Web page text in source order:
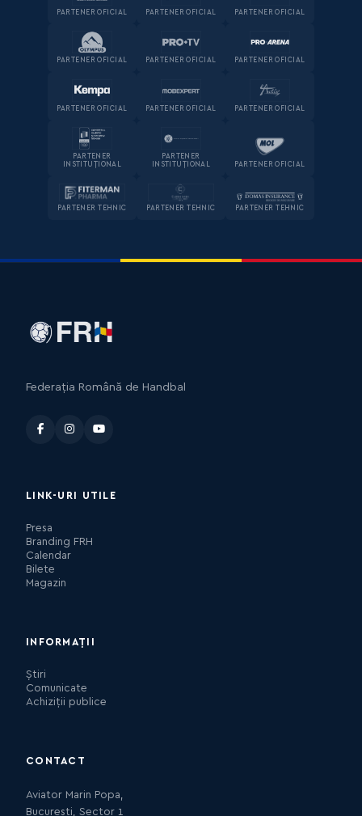
PARTENER OFICIAL PARTENER OFICIAL PARTENER OFICIAL
PARTENER OFICIAL PARTENER OFICIAL PARTENER OFICIAL
PARTENER OFICIAL PARTENER OFICIAL PARTENER OFICIAL
PARTENER
INSTITUȚIONAL
PARTENER
INSTITUȚIONAL
PARTENER OFICIAL
PARTENER TEHNIC PARTENER TEHNIC PARTENER TEHNIC
Federația Română de Handbal
LINK-URI UTILE
Presa
Branding FRH
Calendar
Bilete
Magazin
INFORMAȚII
Știri
Comunicate
Achiziții publice
CONTACT
Aviator Marin Popa,
București, Sector 1